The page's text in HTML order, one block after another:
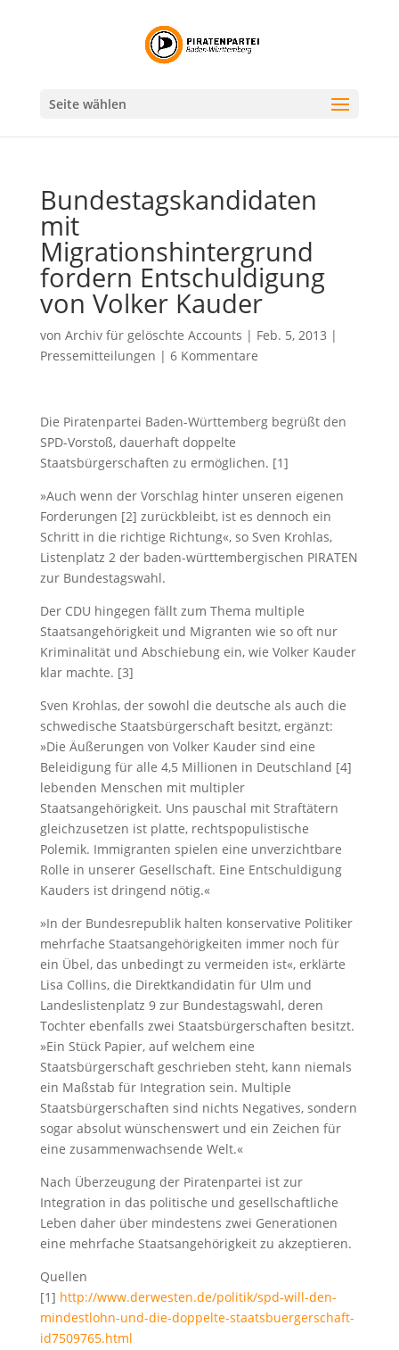
Seite wählen
Bundestagskandidaten
mit
Migrationshintergrund
fordern Entschuldigung
von Volker Kauder
von Archiv für gelöschte Accounts | Feb. 5, 2013 |
Pressemitteilungen | 6 Kommentare
Die Piratenpartei Baden-Württemberg begrüßt den
SPD-Vorstoß, dauerhaft doppelte
Staatsbürgerschaften zu ermöglichen. [1]
»Auch wenn der Vorschlag hinter unseren eigenen
Forderungen [2] zurückbleibt, ist es dennoch ein
Schritt in die richtige Richtung«, so Sven Krohlas,
Listenplatz 2 der baden-württembergischen PIRATEN
zur Bundestagswahl.
Der CDU hingegen fällt zum Thema multiple
Staatsangehörigkeit und Migranten wie so oft nur
Kriminalität und Abschiebung ein, wie Volker Kauder
klar machte. [3]
Sven Krohlas, der sowohl die deutsche als auch die
schwedische Staatsbürgerschaft besitzt, ergänzt:
»Die Äußerungen von Volker Kauder sind eine
Beleidigung für alle 4,5 Millionen in Deutschland [4]
lebenden Menschen mit multipler
Staatsangehörigkeit. Uns pauschal mit Straftätern
gleichzusetzen ist platte, rechtspopulistische
Polemik. Immigranten spielen eine unverzichtbare
Rolle in unserer Gesellschaft. Eine Entschuldigung
Kauders ist dringend nötig.«
»In der Bundesrepublik halten konservative Politiker
mehrfache Staatsangehörigkeiten immer noch für
ein Übel, das unbedingt zu vermeiden ist«, erklärte
Lisa Collins, die Direktkandidatin für Ulm und
Landeslistenplatz 9 zur Bundestagswahl, deren
Tochter ebenfalls zwei Staatsbürgerschaften besitzt.
»Ein Stück Papier, auf welchem eine
Staatsbürgerschaft geschrieben steht, kann niemals
ein Maßstab für Integration sein. Multiple
Staatsbürgerschaften sind nichts Negatives, sondern
sogar absolut wünschenswert und ein Zeichen für
eine zusammenwachsende Welt.«
Nach Überzeugung der Piratenpartei ist zur
Integration in das politische und gesellschaftliche
Leben daher über mindestens zwei Generationen
eine mehrfache Staatsangehörigkeit zu akzeptieren.
Quellen
[1] http://www.derwesten.de/politik/spd-will-den-
mindestlohn-und-die-doppelte-staatsbuergerschaft-
id7509765.html